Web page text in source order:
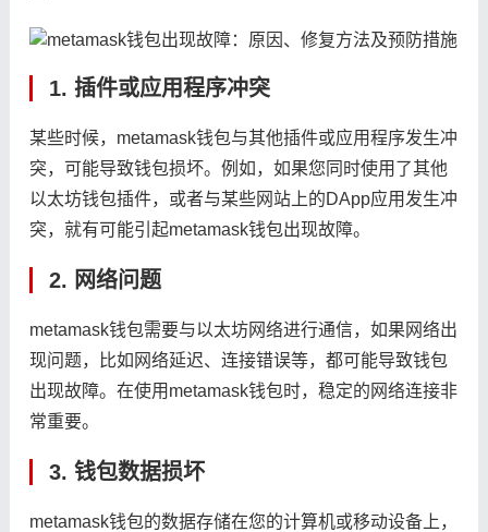
1. 插件或应用程序冲突
某些时候，metamask钱包与其他插件或应用程序发生冲
突，可能导致钱包损坏。例如，如果您同时使用了其他
以太坊钱包插件，或者与某些网站上的DApp应用发生冲
突，就有可能引起metamask钱包出现故障。
2. 网络问题
metamask钱包需要与以太坊网络进行通信，如果网络出
现问题，比如网络延迟、连接错误等，都可能导致钱包
出现故障。在使用metamask钱包时，稳定的网络连接非
常重要。
3. 钱包数据损坏
metamask钱包的数据存储在您的计算机或移动设备上，